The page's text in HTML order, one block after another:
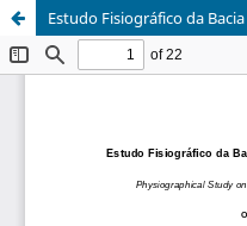
Estudo Fisiográfico da